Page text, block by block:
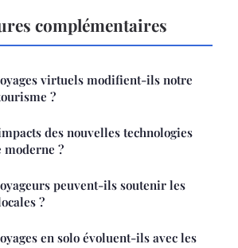
complémentaires
virtuels modifient-ils notre
?
des nouvelles technologies
?
peuvent-ils soutenir les
?
en solo évoluent-ils avec les